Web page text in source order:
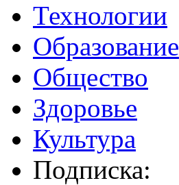
Технологии
Образование
Общество
Здоровье
Культура
Подписка: